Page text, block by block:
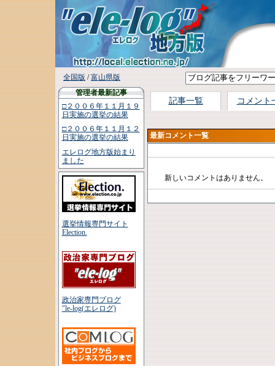
全国版/富山県版
管理者最新記事
□２００６年１１月１９
日実施の選挙の結果
□２００６年１１月１２
日実施の選挙の結果
エレログ地方版始まり
ました
選挙情報専門サイト
Election.
政治家専門ブログ
"le-log(エレログ)
記事一覧 コメント
最新コメント一覧
新しいコメントはありません。